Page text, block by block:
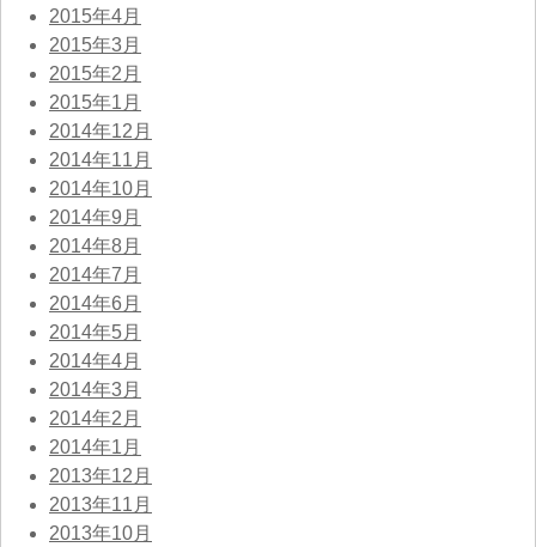
2015年4月
2015年3月
2015年2月
2015年1月
2014年12月
2014年11月
2014年10月
2014年9月
2014年8月
2014年7月
2014年6月
2014年5月
2014年4月
2014年3月
2014年2月
2014年1月
2013年12月
2013年11月
2013年10月